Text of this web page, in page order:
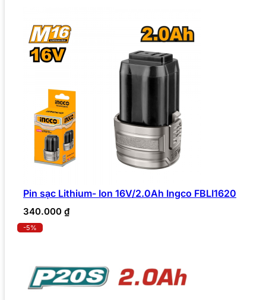
Pin sạc Lithium- Ion 16V/2.0Ah Ingco FBLI1620
340.000 ₫
-5%